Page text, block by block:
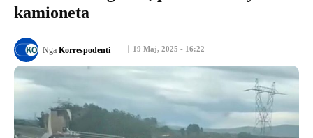
kamioneta
19 Maj, 2025 - 16:22
Nga Korrespodenti